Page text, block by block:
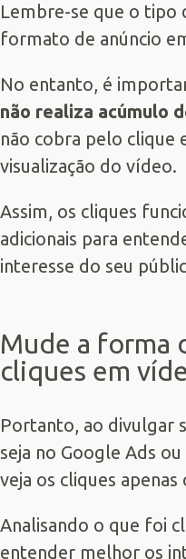
Lembre-se que o tipo
formato de anúncio
No entanto, é
não realiza acúmulo
não cobra pelo clique
visualização do vídeo.
Assim, os cliques
adicionais para
interesse do seu
Mude a forma
cliques em
Portanto, ao divulgar
seja no Google Ads
veja os cliques
Analisando o que foi
entender melhor os